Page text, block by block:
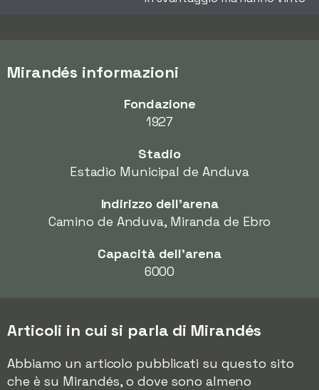
Mirandés informazioni
Fondazione
1927
Stadio
Estadio Municipal de Anduva
Indirizzo dell'arena
Camino de Anduva, Miranda de Ebro
Capacità dell'arena
6000
Articoli in cui si parla di Mirandés
Abbiamo un articolo pubblicati su questo sito
che è su Mirandés, o dove sono almeno